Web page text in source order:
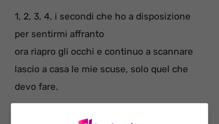
1, 2, 3, 4, i secondi che ho a disposizione
per sentirmi affranto
ora riapro gli occhi e continuo a scannare
lascio a casa le mie scuse, solo quel che
devo fare.